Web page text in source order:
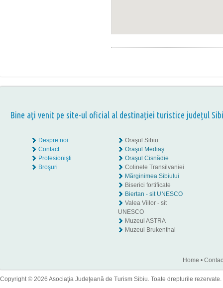
Bine aţi venit pe site-ul oficial al destinației turistice județul
Despre noi
Contact
Profesionişti
Broşuri
Oraşul Sibiu
Oraşul Mediaş
Oraşul Cisnădie
Colinele Transilvaniei
Mărginimea Sibiului
Biserici fortificate
Biertan - sit UNESCO
Valea Viilor - sit
UNESCO
Muzeul ASTRA
Muzeul Brukenthal
Home •
Copyright © 2026 Asociaţia Judeţeană de Turism Sibiu. Toate drepturile rezervate.